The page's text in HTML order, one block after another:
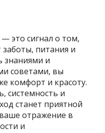
это сигнал о том,
питания и
и
советами, вы
комфорт и красоту.
системность и
станет приятной
отражение в
и